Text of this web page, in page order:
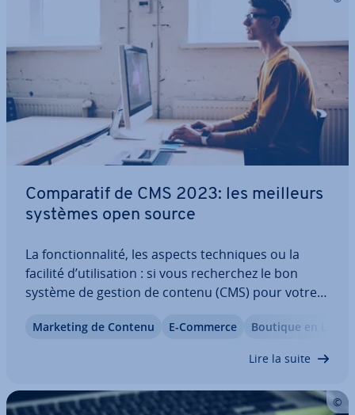
Com­pa­ra­tif de CMS 2023: les meilleurs
systèmes open source
La fonc­tion­na­lité, les aspects tech­niques ou la
facilité d’uti­li­sa­tion : si vous re­cher­chez le bon
système de gestion de contenu (CMS) pour votre
facteurs. Un même système peut être utilisé pour
Marketing de Contenu E-Commerce Boutique en Ligne
Lire la suite